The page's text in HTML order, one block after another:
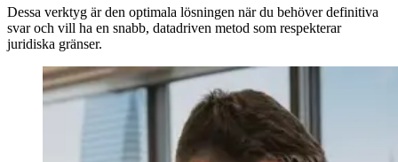
Dessa verktyg är den optimala lösningen när du behöver definitiva
svar och vill ha en snabb, datadriven metod som respekterar
juridiska gränser.